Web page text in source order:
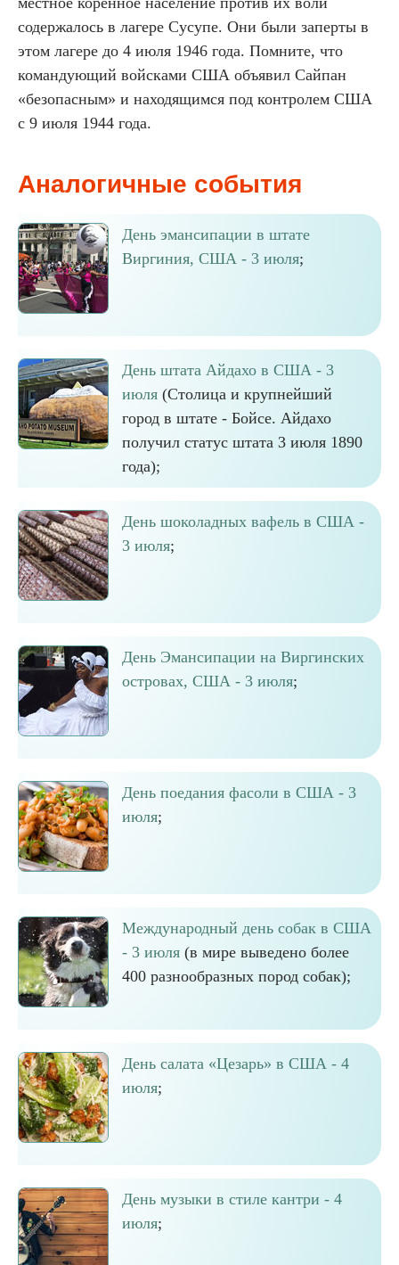
содержалось в лагере Сусупе. Они были заперты в
этом лагере до 4 июля 1946 года. Помните, что
командующий войсками США объявил Сайпан
«безопасным» и находящимся под контролем США
с 9 июля 1944 года.
Аналогичные события
День эмансипации в штате
Виргиния, США - 3 июля;
День штата Айдахо в США - 3
июля (Столица и крупнейший
город в штате - Бойсе. Айдахо
получил статус штата 3 июля 1890
года);
День шоколадных вафель в США -
3 июля;
День Эмансипации на Виргинских
островах, США - 3 июля;
День поедания фасоли в США - 3
июля;
Международный день собак в США
- 3 июля (в мире выведено более
400 разнообразных пород собак);
День салата «Цезарь» в США - 4
июля;
День музыки в стиле кантри - 4
июля;